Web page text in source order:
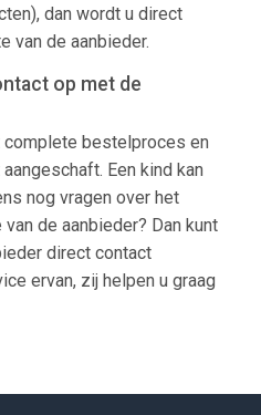
dan wordt u direct
van de aanbieder.
op met de
bestelproces en
Een kind kan
nog vragen over het
de aanbieder? Dan kunt
direct contact
ervan, zij helpen u graag